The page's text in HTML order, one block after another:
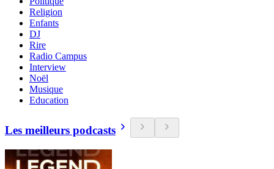
Religion
Enfants
DJ
Rire
Radio Campus
Interview
Noël
Musique
Education
Les meilleurs podcasts